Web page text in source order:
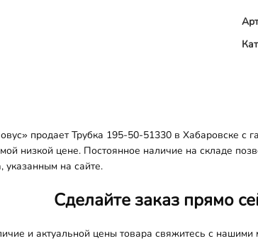
продает Трубка 195-50-51330 в Хабаровске с
низкой цене. Постоянное наличие на складе
указанным на сайте.
Сделайте заказ прямо
и актуальной цены товара свяжитесь с